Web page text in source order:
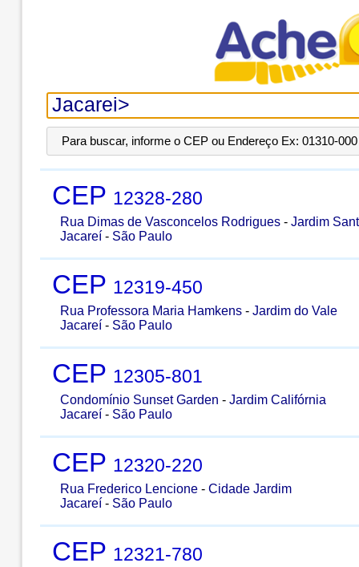
Para buscar, informe o CEP ou Endereço Ex: 01310-
CEP 12328-280
Rua Dimas de Vasconcelos Rodrigues- Jardim
Jacareí- São Paulo
CEP 12319-450
Rua Professora Maria Hamkens- Jardim do Vale
Jacareí- São Paulo
CEP 12305-801
Condomínio Sunset Garden - Jardim Califórnia
Jacareí- São Paulo
CEP 12320-220
Rua Frederico Lencione- Cidade Jardim
Jacareí- São Paulo
CEP 12321-780